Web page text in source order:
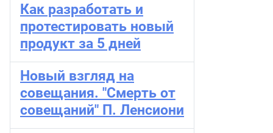
Как разработать и
протестировать новый
продукт за 5 дней
Новый взгляд на
совещания. "Смерть от
совещаний" П. Ленсиони